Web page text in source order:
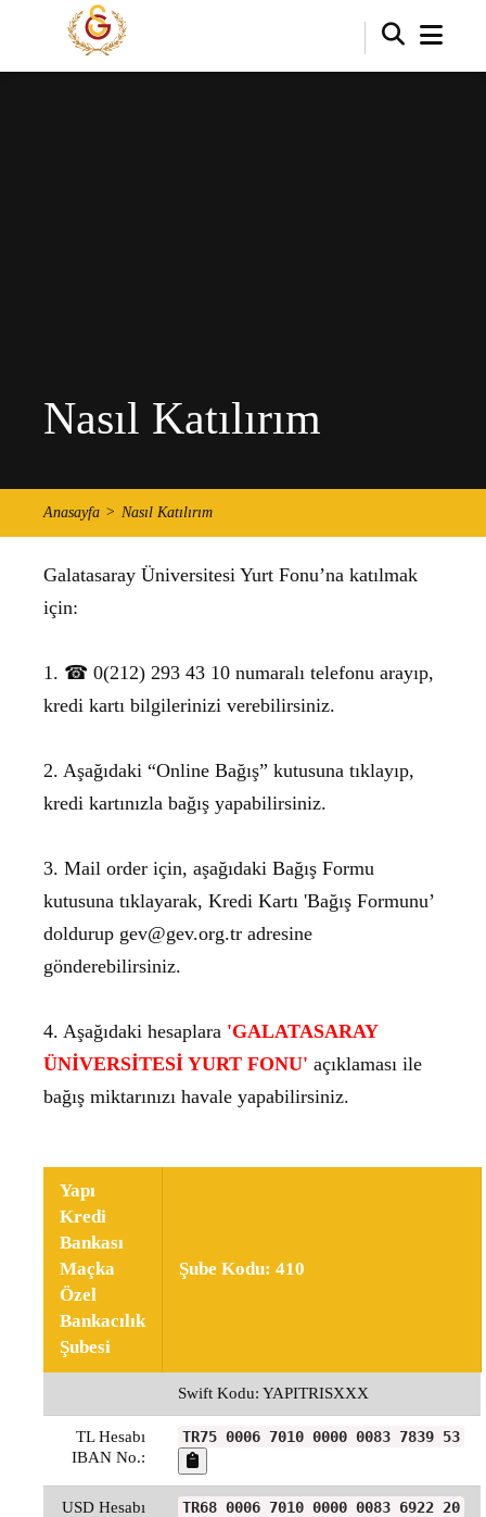
Nasıl Katılırım
Anasayfa Nasıl Katılırım
Galatasaray Üniversitesi Yurt Fonu’na katılmak
için:
1. ☎ 0(212) 293 43 10 numaralı telefonu arayıp,
kredi kartı bilgilerinizi verebilirsiniz.
2. Aşağıdaki “Online Bağış” kutusuna tıklayıp,
kredi kartınızla bağış yapabilirsiniz.
3. Mail order için, aşağıdaki Bağış Formu
kutusuna tıklayarak, Kredi Kartı 'Bağış Formunu’
doldurup gev@gev.org.tr adresine
gönderebilirsiniz.
4. Aşağıdaki hesaplara 'GALATASARAY
ÜNİVERSİTESİ YURT FONU' açıklaması ile
bağış miktarınızı havale yapabilirsiniz.
Yapı
Kredi
Bankası
Maçka
Özel
Bankacılık
Şubesi
Şube Kodu: 410
Swift Kodu: YAPITRISXXX
TL Hesabı
IBAN No.:
TR75 0006 7010 0000 0083 7839 53
USD Hesabı
TR68 0006 7010 0000 0083 6922 20